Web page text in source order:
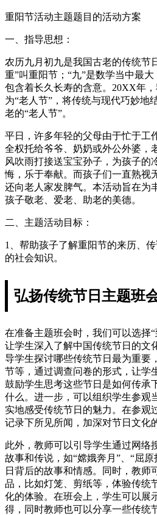
重阳节活动主题题目的活动方案
一、指导思想：
农历九月初九是我国古老的传统节
重”叫重阳节；“九”是数学当中最大
包含着长久长寿的含意。20XX年
为“老人节”，将传统与现代巧妙地
老的“老人节”。
平日，许多年轻的父母由于忙于工
全权托给爷爷、奶奶或外公外婆，
风吹雨打接送宝宝孙子，为孩子的
悔，乐于奉献。而孩子们一直熟视
还向老人家发脾气。本活动旨在为
孩子敬老、爱老、助老的美德。
二、主题活动目标：
1、帮助孩子了解重阳节的来历、
的社会知识。
弘扬传统节日主题班
在准备主题班会时，我们可以选择“
让学生深入了解中国传统节日的文
导学生探讨哪些传统节日最为重要
节等，通过调查问卷的形式，让学
鼓励学生思考这些节日是如何传承
什么。进一步，可以组织学生参观
实地感受传统节日的魅力。在参观
记录下所见所闻，加深对节日文化
此外，教师可以引导学生通过网络
故事和传说，如“嫦娥奔月”、“屈
日背后的故事和情感。同时，教师
品，比如灯笼、剪纸等，体验传统
化的体验。在班会上，学生可以展
得，同时教师也可以分享一些传统